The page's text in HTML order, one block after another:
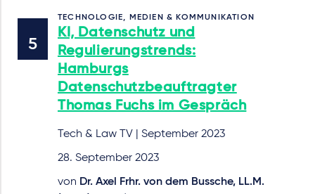
TECHNOLOGIE, MEDIEN & KOMMUNIKATION
KI, Datenschutz und
Regulierungstrends:
Hamburgs
Datenschutzbeauftragter
Thomas Fuchs im Gespräch
Tech & Law TV | September 2023
28. September 2023
von Dr. Axel Frhr. von dem Bussche, LL.M.